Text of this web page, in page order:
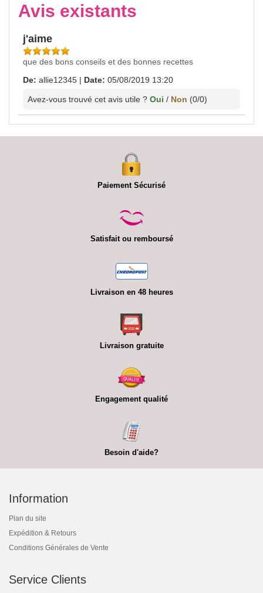
Avis existants
j'aime
que des bons conseils et des bonnes recettes
De: allie12345 | Date: 05/08/2019 13:20
Avez-vous trouvé cet avis utile ? Oui / Non (0/0)
Paiement Sécurisé
Satisfait ou remboursé
Livraison en 48 heures
Livraison gratuite
Engagement qualité
Besoin d'aide?
Information
Plan du site
Expédition & Retours
Conditions Générales de Vente
Service Clients